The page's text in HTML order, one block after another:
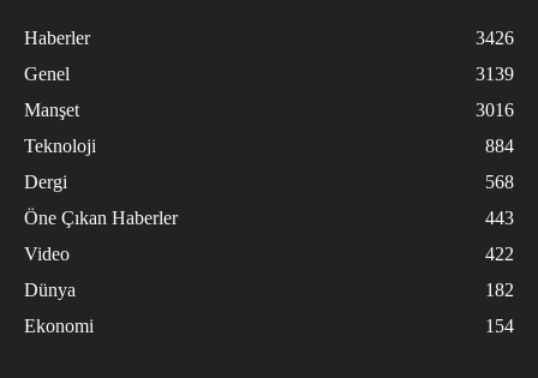
Haberler
3426
Genel
3139
Manşet
3016
Teknoloji
884
Dergi
568
Öne Çıkan Haberler
443
Video
422
Dünya
182
Ekonomi
154